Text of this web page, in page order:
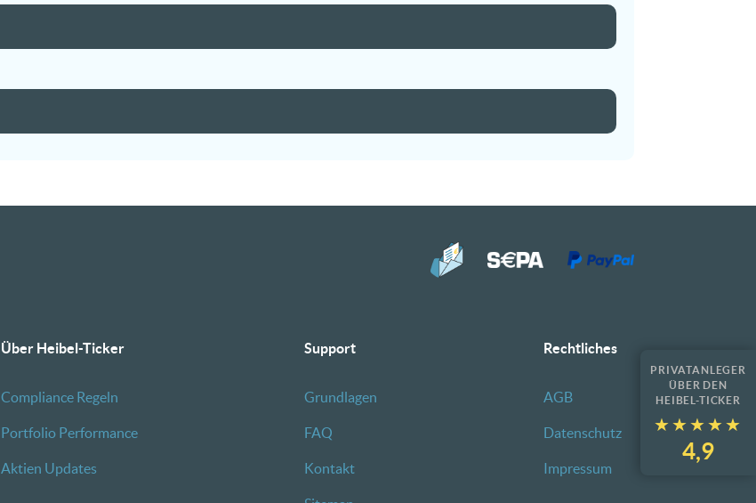
PRIVATANLEGER
ÜBER DEN
HEIBEL-TICKER
★★★★★
★★★★★
4,9
Über Heibel-Ticker
Compliance Regeln
Portfolio Performance
Aktien Updates
Support
Grundlagen
FAQ
Kontakt
Rechtliches
AGB
Datenschutz
Impressum